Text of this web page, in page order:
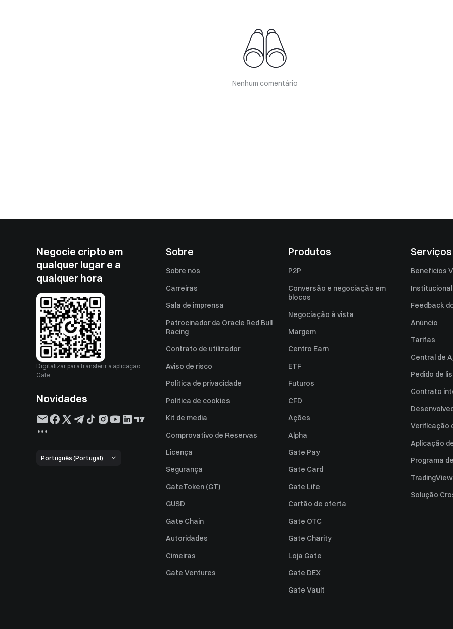
Nenhum comentário
Negocie cripto em
qualquer lugar e a
qualquer hora
Digitalizar para transferir a aplicação
Gate
Novidades
Português (Portugal)
Sobre
Sobre nós
Carreiras
Sala de imprensa
Patrocinador da Oracle Red Bull
Racing
Contrato de utilizador
Aviso de risco
Política de privacidade
Política de cookies
Kit de media
Comprovativo de Reservas
Licença
Segurança
GateToken (GT)
GUSD
Gate Chain
Autoridades
Cimeiras
Gate Ventures
Produtos
P2P
Conversão e negociação em
blocos
Negociação à vista
Margem
Centro Earn
ETF
Futuros
CFD
Ações
Alpha
Gate Pay
Gate Card
Gate Life
Cartão de oferta
Gate OTC
Gate Charity
Loja Gate
Gate DEX
Gate Vault
Serviços
Benefícios
Institucional
Feedback
Anúncio
Tarifas
Central de
Pedido de
Contrato
Verificação
Aplicação
Programa
TradingView
Solução